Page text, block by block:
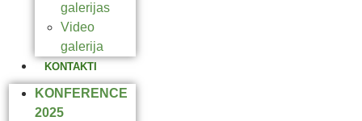
galerijas
Video
galerija
KONTAKTI
KONFERENCE
2025